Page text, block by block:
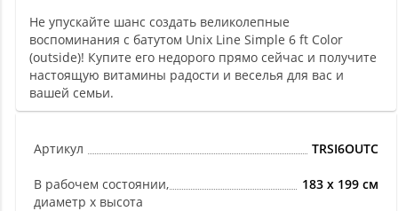
Не упускайте шанс создать великолепные
воспоминания с батутом Unix Line Simple 6 ft Color
(outside)! Купите его недорого прямо сейчас и получите
настоящую витамины радости и веселья для вас и
вашей семьи.
Артикул TRSI6OUTC
В рабочем состоянии,
диаметр х высота
183 x 199 см